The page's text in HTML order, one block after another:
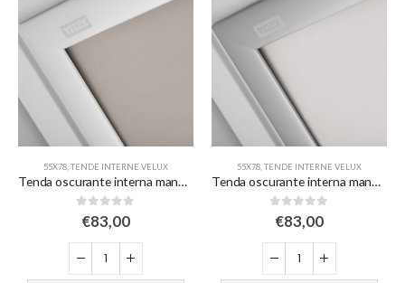
, VELUX DIMENSIONI
55X78 TENDE INTERNE VELUX
Tenda oscurante interna manuale a rullo white line – beige
Su 5
€83,00
55X78 TENDE INTERNE VELUX
Tenda oscurante interna manuale a rullo – bianca
Su 5
€83,00